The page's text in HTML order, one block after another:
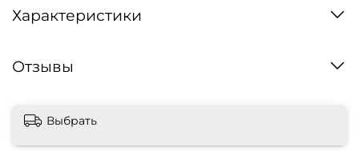
Характеристики
Отзывы
Выбрать